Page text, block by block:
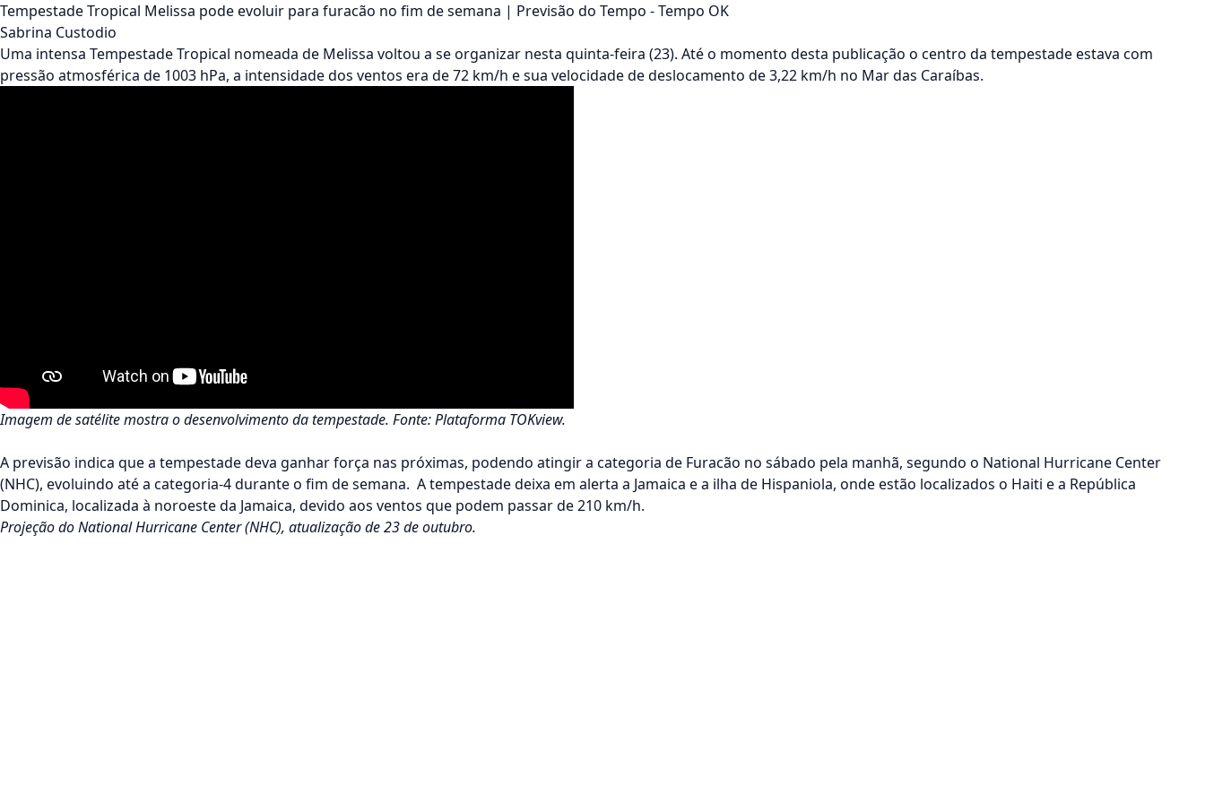
Tempestade Tropical Melissa pode evoluir para furacão no fim de semana | Previsão do Tempo - Tempo OK
Sabrina Custodio
Uma intensa Tempestade Tropical nomeada de Melissa voltou a se organizar nesta quinta-feira (23). Até o momento desta publicação o centro da tempestade estava com
pressão atmosférica de 1003 hPa, a intensidade dos ventos era de 72 km/h e sua velocidade de deslocamento de 3,22 km/h no Mar das Caraíbas.
Imagem de satélite mostra o desenvolvimento da tempestade. Fonte: Plataforma TOKview.
A previsão indica que a tempestade deva ganhar força nas próximas, podendo atingir a categoria de Furacão no sábado pela manhã, segundo o National Hurricane Center
(NHC), evoluindo até a categoria-4 durante o fim de semana. A tempestade deixa em alerta a Jamaica e a ilha de Hispaniola, onde estão localizados o Haiti e a República
Dominica, localizada à noroeste da Jamaica, devido aos ventos que podem passar de 210 km/h.
Projeção do National Hurricane Center (NHC), atualização de 23 de outubro.